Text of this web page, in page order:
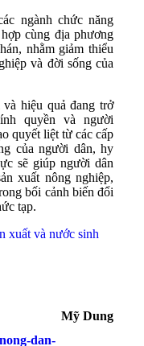
ngành chức năng
cùng địa phương
nhằm giảm thiểu
và đời sống của
hiệu quả đang trở
quyền và người
quyết liệt từ các cấp
của người dân, hy
sẽ giúp người dân
xuất nông nghiệp,
bối cảnh biến đổi
tạp.
xuất và nước sinh
Mỹ Dung
dan-